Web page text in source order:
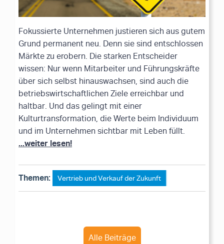
Fokussierte Unternehmen justieren sich aus gutem
Grund permanent neu. Denn sie sind entschlossen
Märkte zu erobern. Die starken Entscheider
wissen: Nur wenn Mitarbeiter und Führungskräfte
über sich selbst hinauswachsen, sind auch die
betriebswirtschaftlichen Ziele erreichbar und
haltbar. Und das gelingt mit einer
Kulturtransformation, die Werte beim Individuum
und im Unternehmen sichtbar mit Leben füllt.
...weiter lesen!
Themen: Vertrieb und Verkauf der Zukunft
Alle Beiträge